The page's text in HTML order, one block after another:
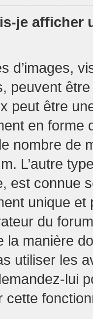
je afficher
d’images,
peuvent être
peut être
en forme
nombre de
L’autre
est connue
unique et
du
la manière
utiliser les
lui
cette